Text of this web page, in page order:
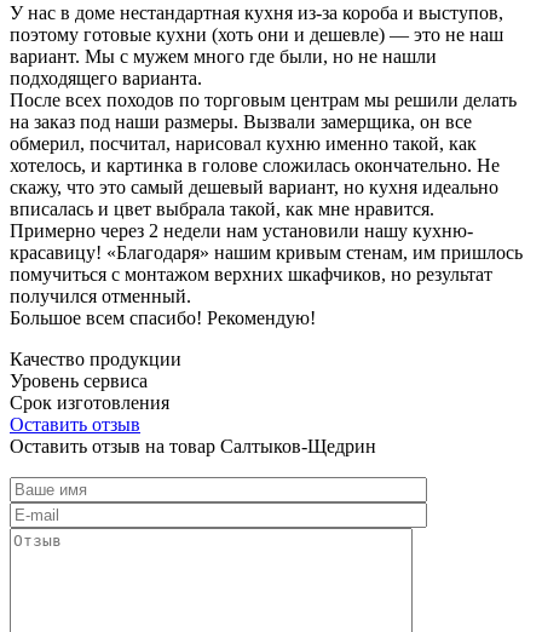
У нас в доме нестандартная кухня из-за короба и выступов,
поэтому готовые кухни (хоть они и дешевле) — это не наш
вариант. Мы с мужем много где были, но не нашли
подходящего варианта.
После всех походов по торговым центрам мы решили делать
на заказ под наши размеры. Вызвали замерщика, он все
обмерил, посчитал, нарисовал кухню именно такой, как
хотелось, и картинка в голове сложилась окончательно. Не
скажу, что это самый дешевый вариант, но кухня идеально
вписалась и цвет выбрала такой, как мне нравится.
Примерно через 2 недели нам установили нашу кухню-
красавицу! «Благодаря» нашим кривым стенам, им пришлось
помучиться с монтажом верхних шкафчиков, но результат
получился отменный.
Большое всем спасибо! Рекомендую!
Качество продукции
Уровень сервиса
Срок изготовления
Оставить отзыв
Оставить отзыв на товар Салтыков-Щедрин